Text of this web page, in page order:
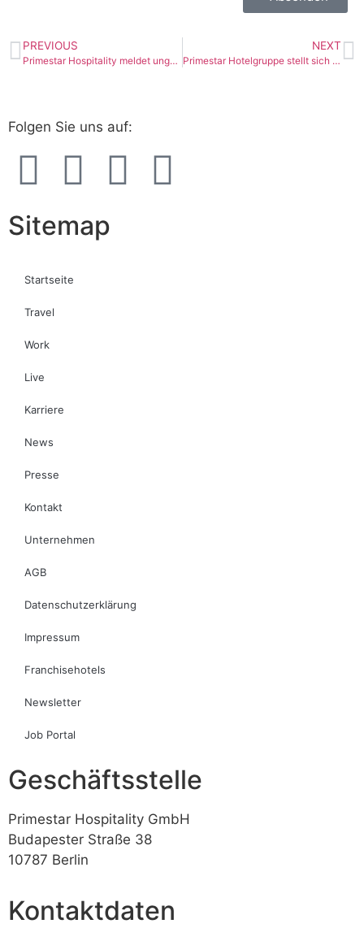
PREVIOUS
Primestar Hospitality meldet ungebrochenes Wachstum: Hampton by Hilton Frankfurt City Centre East eröffnet
NEXT
Primestar Hotelgruppe stellt sich neu auf: Management Buyout und Entwicklung einer innovativen Eigenmarke mit integrierter Digitalisierungsstrategie
Folgen Sie uns auf:
Sitemap
Startseite
Travel
Work
Live
Karriere
News
Presse
Kontakt
Unternehmen
AGB
Datenschutzerklärung
Impressum
Franchisehotels
Newsletter
Job Portal
Geschäftsstelle
Primestar Hospitality GmbH
Budapester Straße 38
10787 Berlin
Kontaktdaten